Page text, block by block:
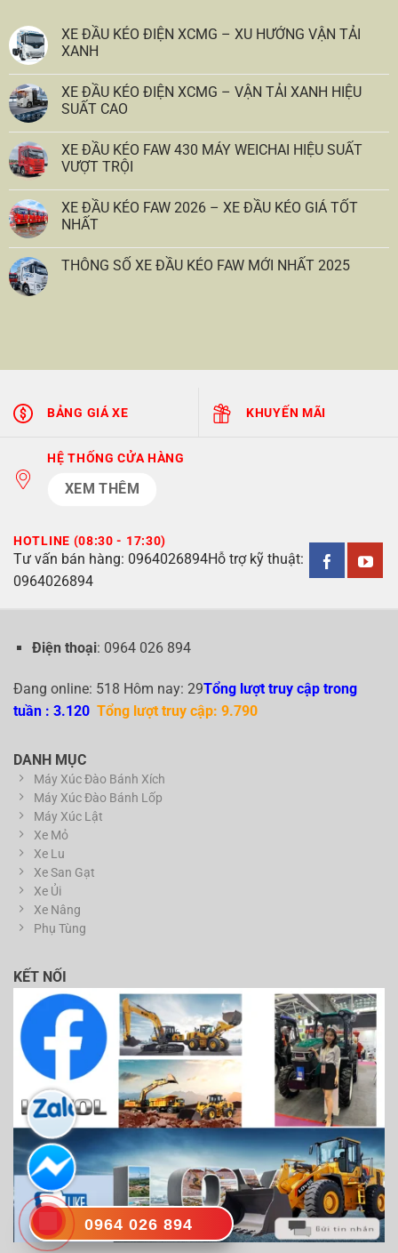
XE ĐẦU KÉO ĐIỆN XCMG – XU HƯỚNG VẬN TẢI
XANH
XE ĐẦU KÉO ĐIỆN XCMG – VẬN TẢI XANH HIỆU
SUẤT CAO
XE ĐẦU KÉO FAW 430 MÁY WEICHAI HIỆU SUẤT
VƯỢT TRỘI
XE ĐẦU KÉO FAW 2026 – XE ĐẦU KÉO GIÁ TỐT
NHẤT
THÔNG SỐ XE ĐẦU KÉO FAW MỚI NHẤT 2025
BẢNG GIÁ XE KHUYẾN MÃI
HỆ THỐNG CỬA HÀNG
XEM THÊM
HOTLINE (08:30 - 17:30)
Tư vấn bán hàng: 0964026894Hỗ trợ kỹ thuật:
0964026894
Điện thoại: 0964 026 894
Đang online: 518 Hôm nay: 29Tổng lượt truy cập trong
tuần : 3.120 Tổng lượt truy cập: 9.790
DANH MỤC
Máy Xúc Đào Bánh Xích
Máy Xúc Đào Bánh Lốp
Máy Xúc Lật
Xe Mỏ
Xe Lu
Xe San Gạt
Xe Ủi
Xe Nâng
Phụ Tùng
KẾT NỐI
0964 026 894